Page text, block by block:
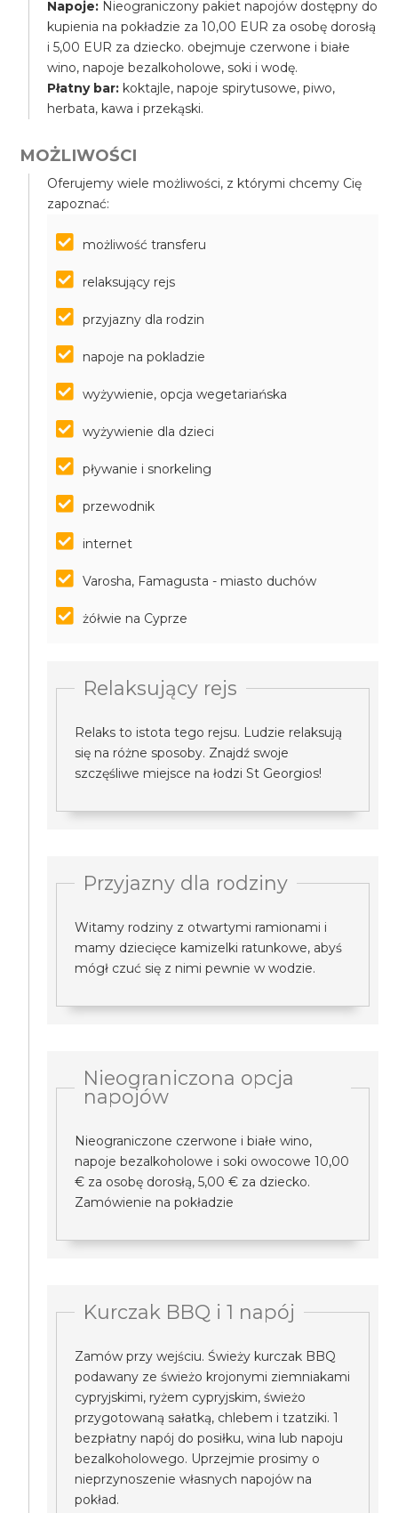
Napoje: Nieograniczony pakiet napojów dostępny do
kupienia na pokładzie za 10,00 EUR za osobę dorosłą
i 5,00 EUR za dziecko. obejmuje czerwone i białe
wino, napoje bezalkoholowe, soki i wodę.
Płatny bar: koktajle, napoje spirytusowe, piwo,
herbata, kawa i przekąski.
MOŻLIWOŚCI
Oferujemy wiele możliwości, z którymi chcemy Cię
zapoznać:
możliwość transferu
relaksujący rejs
przyjazny dla rodzin
napoje na pokladzie
wyżywienie, opcja wegetariańska
wyżywienie dla dzieci
pływanie i snorkeling
przewodnik
internet
Varosha, Famagusta - miasto duchów
żółwie na Cyprze
Relaksujący rejs
Relaks to istota tego rejsu. Ludzie relaksują
się na różne sposoby. Znajdź swoje
szczęśliwe miejsce na łodzi St Georgios!
Przyjazny dla rodziny
Witamy rodziny z otwartymi ramionami i
mamy dziecięce kamizelki ratunkowe, abyś
mógł czuć się z nimi pewnie w wodzie.
Nieograniczona opcja
napojów
Nieograniczone czerwone i białe wino,
napoje bezalkoholowe i soki owocowe 10,00
€ za osobę dorosłą, 5,00 € za dziecko.
Zamówienie na pokładzie
Kurczak BBQ i 1 napój
Zamów przy wejściu. Świeży kurczak BBQ
podawany ze świeżo krojonymi ziemniakami
cypryjskimi, ryżem cypryjskim, świeżo
przygotowaną sałatką, chlebem i tzatziki. 1
bezpłatny napój do posiłku, wina lub napoju
bezalkoholowego. Uprzejmie prosimy o
nieprzynoszenie własnych napojów na
pokład.